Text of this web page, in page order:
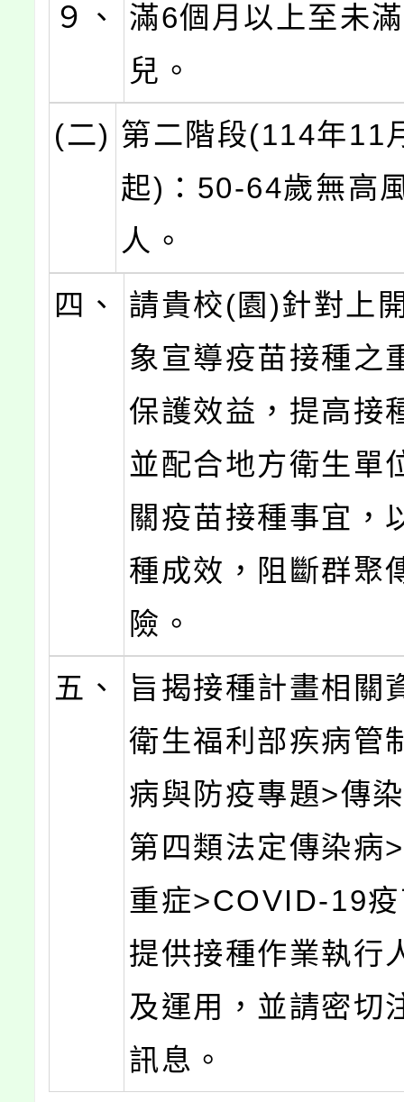
９、
滿6個月以上至未
兒。
(二) 第二階段(114年11
起)：50-64歲無高
人。
四、
請貴校(園)針對上
象宣導疫苗接種之
保護效益，提高接
並配合地方衛生單
關疫苗接種事宜，
種成效，阻斷群聚
險。
五、
旨揭接種計畫相關
衛生福利部疾病管
病與防疫專題>傳
第四類法定傳染病
重症>COVID-19
提供接種作業執行
及運用，並請密切
訊息。